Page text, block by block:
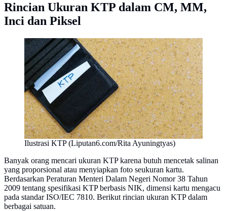
Rincian Ukuran KTP dalam CM, MM,
Inci dan Piksel
Ilustrasi KTP (Liputan6.com/Rita Ayuningtyas)
Banyak orang mencari ukuran KTP karena butuh mencetak salinan
yang proporsional atau menyiapkan foto seukuran kartu.
Berdasarkan Peraturan Menteri Dalam Negeri Nomor 38 Tahun
2009 tentang spesifikasi KTP berbasis NIK, dimensi kartu mengacu
pada standar ISO/IEC 7810. Berikut rincian ukuran KTP dalam
berbagai satuan.